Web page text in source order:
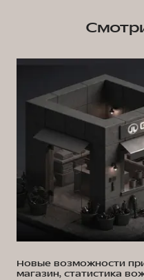
Новые возможности
магазин, статистика